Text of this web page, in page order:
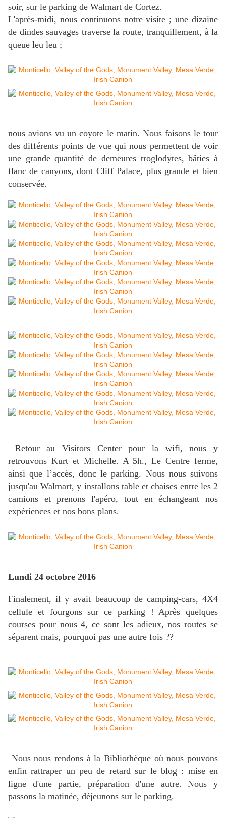
soir, sur le parking de Walmart de Cortez.
L'après-midi, nous continuons notre visite ; une dizaine
de dindes sauvages traverse la route, tranquillement, à la
queue leu leu ;
nous avions vu un coyote le matin. Nous faisons le tour
des différents points de vue qui nous permettent de voir
une grande quantité de demeures troglodytes, bâties à
flanc de canyons, dont Cliff Palace, plus grande et bien
conservée.
Retour au Visitors Center pour la wifi, nous y
retrouvons Kurt et Michelle. A 5h., Le Centre ferme,
ainsi que l’accès, donc le parking. Nous nous suivons
jusqu'au Walmart, y installons table et chaises entre les 2
camions et prenons l'apéro, tout en échangeant nos
expériences et nos bons plans.
Lundi 24 octobre 2016
Finalement, il y avait beaucoup de camping-cars, 4X4
cellule et fourgons sur ce parking ! Après quelques
courses pour nous 4, ce sont les adieux, nos routes se
séparent mais, pourquoi pas une autre fois ??
Nous nous rendons à la Bibliothèque où nous pouvons
enfin rattraper un peu de retard sur le blog : mise en
ligne d'une partie, préparation d'une autre. Nous y
passons la matinée, déjeunons sur le parking.